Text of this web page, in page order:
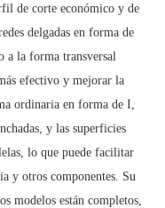
de corte económico y de
delgadas en forma de
a la forma transversal
efectivo y mejorar la
ordinaria en forma de I,
y las superficies
lo que puede facilitar
y otros componentes. Su
modelos están completos,